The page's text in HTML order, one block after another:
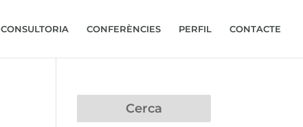
CONSULTORIA CONFERÈNCIES PERFIL CONTACTE